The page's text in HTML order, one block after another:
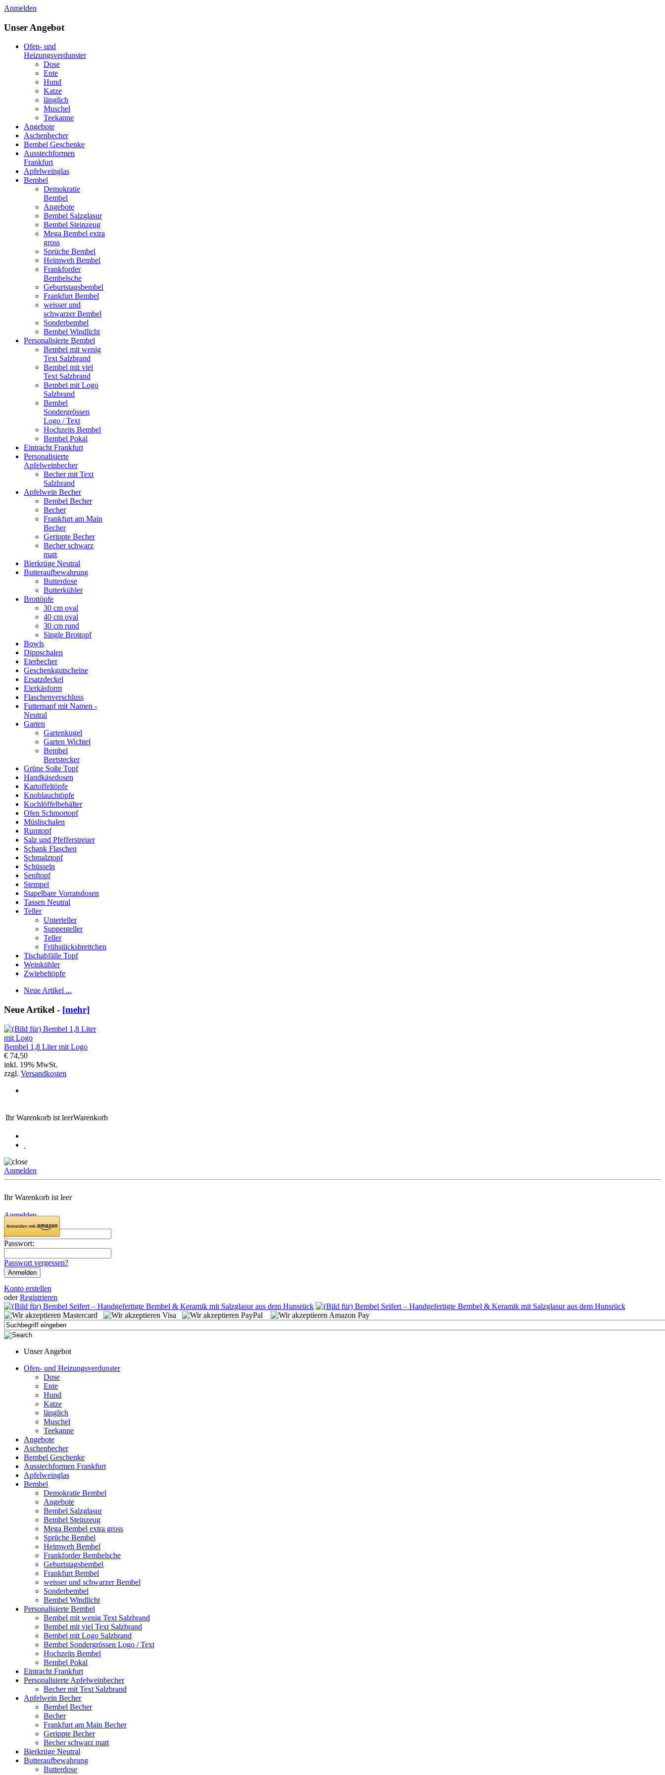
Anmelden
Unser Angebot
Ofen- und
Heizungsverdunster
Dose
Ente
Hund
Katze
länglich
Muschel
Teekanne
Angebote
Aschenbecher
Bembel Geschenke
Ausstechformen
Frankfurt
Apfelweinglas
Bembel
Demokratie
Bembel
Angebote
Bembel Salzglasur
Bembel Steinzeug
Mega Bembel extra
gross
Sprüche Bembel
Heimweh Bembel
Frankforder
Bembelsche
Geburtstagsbembel
Frankfurt Bembel
weisser und
schwarzer Bembel
Sonderbembel
Bembel Windlicht
Personalisierte Bembel
Bembel mit wenig
Text Salzbrand
Bembel mit viel
Text Salzbrand
Bembel mit Logo
Salzbrand
Bembel
Sondergrössen
Logo / Text
Hochzeits Bembel
Bembel Pokal
Eintracht Frankfurt
Personalisierte
Apfelweinbecher
Becher mit Text
Salzbrand
Apfelwein Becher
Bembel Becher
Becher
Frankfurt am Main
Becher
Gerippte Becher
Becher schwarz
matt
Bierkrüge Neutral
Butteraufbewahrung
Butterdose
Butterkühler
Brottöpfe
30 cm oval
40 cm oval
30 cm rund
Single Brottopf
Bowls
Dippschalen
Eierbecher
Geschenkgutscheine
Ersatzdeckel
Eierkäsform
Flaschenverschluss
Futternapf mit Namen -
Neutral
Garten
Gartenkugel
Garten Wichtel
Bembel
Beetstecker
Grüne Soße Topf
Handkäsedosen
Kartoffeltöpfe
Knoblauchtöpfe
Kochlöffelbehälter
Ofen Schmortopf
Müslischalen
Rumtopf
Salz und Pfefferstreuer
Schank Flaschen
Schmalztopf
Schüsseln
Senftopf
Stempel
Stapelbare Vorratsdosen
Tassen Neutral
Teller
Unterteller
Suppenteller
Teller
Frühstücksbrettchen
Tischabfälle Topf
Weinkühler
Zwiebeltöpfe
Neue Artikel ...
Neue Artikel - [mehr]
Bembel 1,8 Liter mit Logo
€ 74,50
inkl. 19% MwSt.
zzgl. Versandkosten
Ihr Warenkorb ist leerWarenkorb
Anmelden
Ihr Warenkorb ist leer
Anmelden
Email:
Passwort:
Passwort vergessen?
Konto erstellen
oder Registrieren
Unser Angebot
Ofen- und Heizungsverdunster
Dose
Ente
Hund
Katze
länglich
Muschel
Teekanne
Angebote
Aschenbecher
Bembel Geschenke
Ausstechformen Frankfurt
Apfelweinglas
Bembel
Demokratie Bembel
Angebote
Bembel Salzglasur
Bembel Steinzeug
Mega Bembel extra gross
Sprüche Bembel
Heimweh Bembel
Frankforder Bembelsche
Geburtstagsbembel
Frankfurt Bembel
weisser und schwarzer Bembel
Sonderbembel
Bembel Windlicht
Personalisierte Bembel
Bembel mit wenig Text Salzbrand
Bembel mit viel Text Salzbrand
Bembel mit Logo Salzbrand
Bembel Sondergrössen Logo / Text
Hochzeits Bembel
Bembel Pokal
Eintracht Frankfurt
Personalisierte Apfelweinbecher
Becher mit Text Salzbrand
Apfelwein Becher
Bembel Becher
Becher
Frankfurt am Main Becher
Gerippte Becher
Becher schwarz matt
Bierkrüge Neutral
Butteraufbewahrung
Butterdose